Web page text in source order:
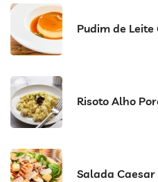
Pudim de
Risoto Alho
Salada